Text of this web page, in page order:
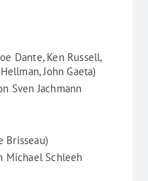
Dante, Ken Russell,
John Gaeta)
Sven Jachmann
Brisseau)
Michael Schleeh